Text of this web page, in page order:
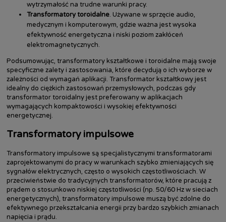
wytrzymałość na trudne warunki pracy.
Transformatory toroidalne. Używane w sprzęcie audio,
medycznym i komputerowym, gdzie ważna jest wysoka
efektywność energetyczna i niski poziom zakłóceń
elektromagnetycznych.
Podsumowując, transformatory kształtkowe i toroidalne mają swoje
specyficzne zalety i zastosowania, które decydują o ich wyborze w
zależności od wymagań aplikacji. Transformator kształtkowy jest
idealny do ciężkich zastosowań przemysłowych, podczas gdy
transformator toroidalny jest preferowany w aplikacjach
wymagających kompaktowości i wysokiej efektywności
energetycznej.
Transformatory impulsowe
Transformatory impulsowe są specjalistycznymi transformatorami
zaprojektowanymi do pracy w warunkach szybko zmieniających się
sygnałów elektrycznych, często o wysokich częstotliwościach. W
przeciwieństwie do tradycyjnych transformatorów, które pracują z
prądem o stosunkowo niskiej częstotliwości (np. 50/60 Hz w sieciach
energetycznych), transformatory impulsowe muszą być zdolne do
efektywnego przekształcania energii przy bardzo szybkich zmianach
napięcia i prądu.